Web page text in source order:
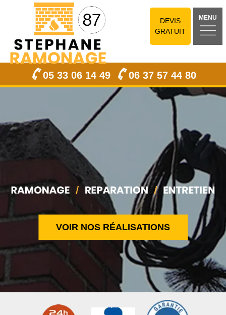
DEVIS
GRATUIT
MENU
05 33 06 14 49 06 37 57 44 80
VOIR NOS RÉALISATIONS